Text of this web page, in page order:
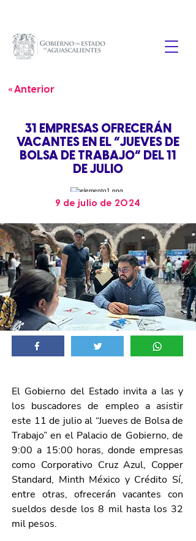
« Anterior
31 EMPRESAS OFRECERÁN
VACANTES EN EL “JUEVES DE
BOLSA DE TRABAJO” DEL 11
DE JULIO
9 de julio de 2024
El Gobierno del Estado invita a las y
los buscadores de empleo a asistir
este 11 de julio al “Jueves de Bolsa de
Trabajo” en el Palacio de Gobierno, de
9:00 a 15:00 horas, donde empresas
como Corporativo Cruz Azul, Copper
Standard, Minth México y Crédito Sí,
entre otras, ofrecerán vacantes con
sueldos desde los 8 mil hasta los 32
mil pesos.